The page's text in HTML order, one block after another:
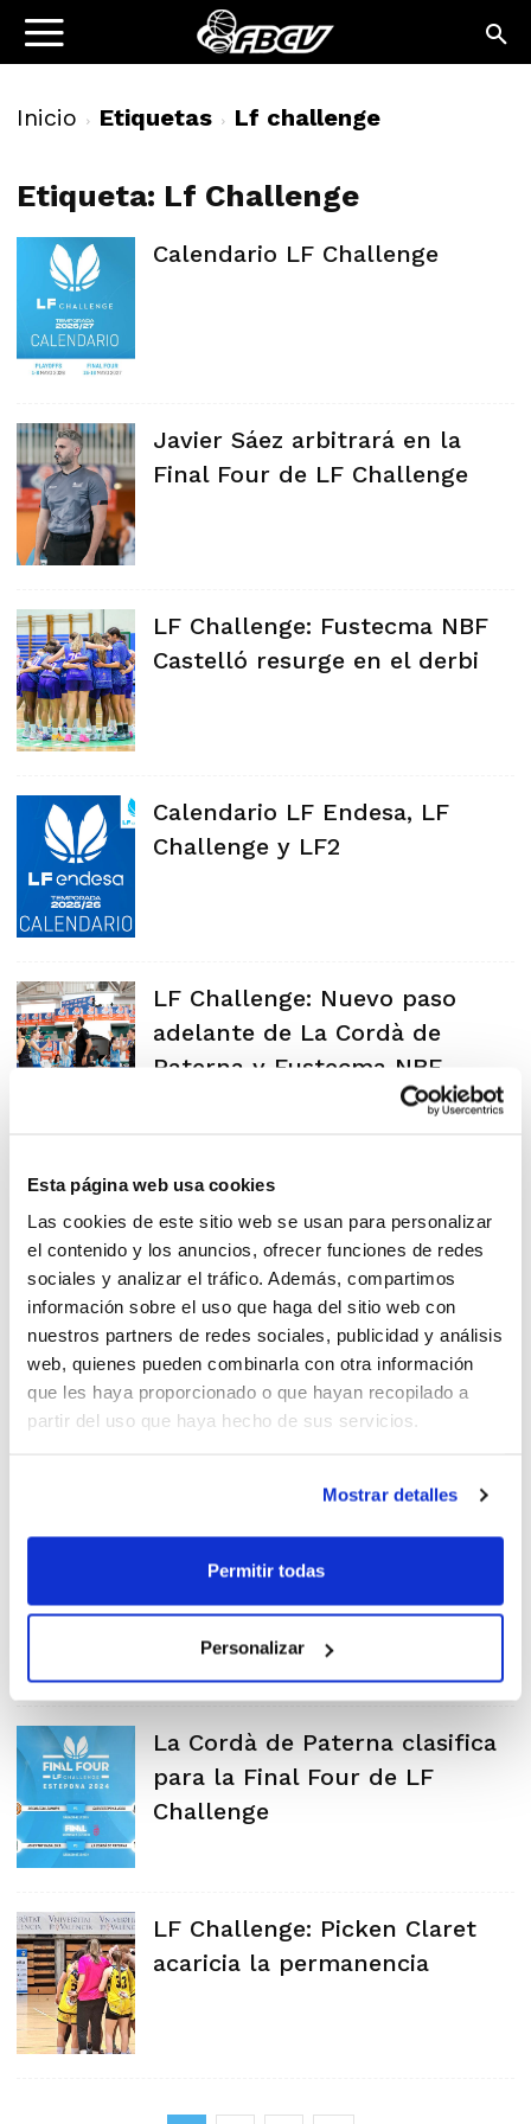
Esta página web usa cookies
Las cookies de este sitio web se usan para personalizar
el contenido y los anuncios, ofrecer funciones de redes
sociales y analizar el tráfico. Además, compartimos
información sobre el uso que haga del sitio web con
nuestros partners de redes sociales, publicidad y análisis
web, quienes pueden combinarla con otra información
que les haya proporcionado o que hayan recopilado a
partir del uso que haya hecho de sus servicios.
Mostrar detalles
Permitir todas
Personalizar
Inicio Etiquetas Lf challenge
Etiqueta: Lf Challenge
Calendario LF Challenge
Javier Sáez arbitrará en la
Final Four de LF Challenge
LF Challenge: Fustecma NBF
Castelló resurge en el derbi
Calendario LF Endesa, LF
Challenge y LF2
LF Challenge: Nuevo paso
adelante de La Cordà de
Paterna y Fustecma NBF
Competiciones FEB: Semana
de derbis
Calendario LF Challenge y LF2
Cristian García arbitrará en la
La Cordà de Paterna clasifica
para la Final Four de LF
Challenge
LF Challenge: Picken Claret
acaricia la permanencia